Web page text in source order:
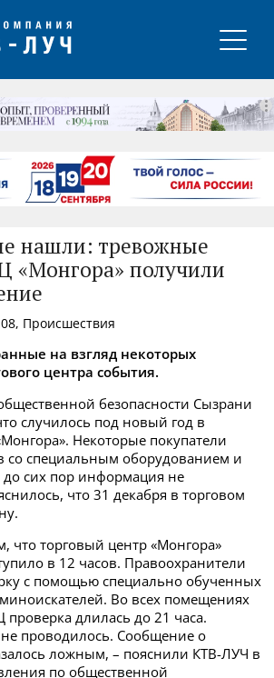
нашли: тревожные
«Монгора» получили
Происшествия
на взгляд некоторых
центра события.
безопасности Сызрани
случилось под новый год в
Некоторые покупатели
со специальным оборудованием и
сих пор информация не
что 31 декабря в торговом
что торговый центр «Монгора»
в 12 часов. Правоохранители
с помощью специально обученных
Во всех помещениях
проверка длилась до 21 часа.
проводилось. Сообщение о
ложным, – пояснили КТВ-ЛУЧ в
по общественной